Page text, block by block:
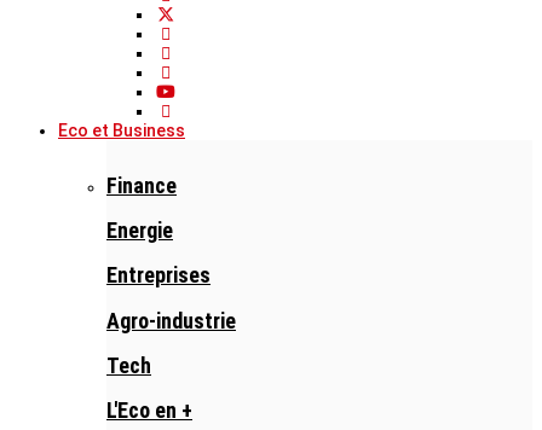
Eco et Business
Finance
Energie
Entreprises
Agro-industrie
Tech
L'Eco en +